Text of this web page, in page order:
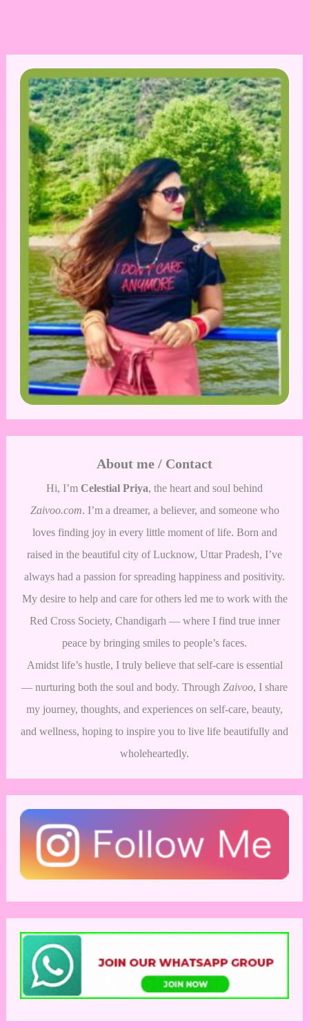
About me / Contact
Hi, I’m Celestial Priya, the heart and soul behind
Zaivoo.com. I’m a dreamer, a believer, and someone who
loves finding joy in every little moment of life. Born and
raised in the beautiful city of Lucknow, Uttar Pradesh, I’ve
always had a passion for spreading happiness and positivity.
My desire to help and care for others led me to work with the
Red Cross Society, Chandigarh — where I find true inner
peace by bringing smiles to people’s faces.
Amidst life’s hustle, I truly believe that self-care is essential
— nurturing both the soul and body. Through Zaivoo, I share
my journey, thoughts, and experiences on self-care, beauty,
and wellness, hoping to inspire you to live life beautifully and
wholeheartedly.